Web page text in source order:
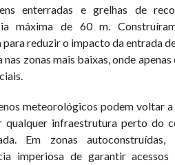
enterradas e grelhas de
máxima de 60 m.
para reduzir o impacto da entrada
nas zonas mais baixas, onde
meteorológicos podem voltar
qualquer infraestrutura perto do
Em zonas
imperiosa de garantir acessos